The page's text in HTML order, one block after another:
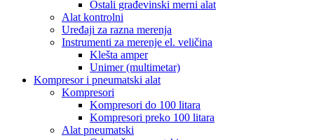
Ostali građevinski merni alat
Alat kontrolni
Uređaji za razna merenja
Instrumenti za merenje el. veličina
Klešta amper
Unimer (multimetar)
Kompresor i pneumatski alat
Kompresori
Kompresori do 100 litara
Kompresori preko 100 litara
Alat pneumatski